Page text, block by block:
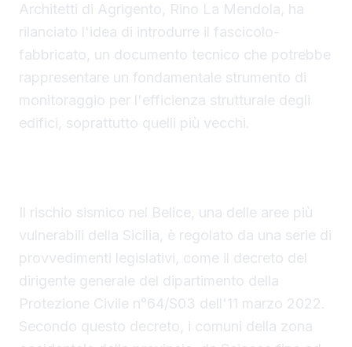
Architetti di Agrigento, Rino La Mendola, ha
rilanciato l'idea di introdurre il fascicolo-
fabbricato, un documento tecnico che potrebbe
rappresentare un fondamentale strumento di
monitoraggio per l'efficienza strutturale degli
edifici, soprattutto quelli più vecchi.
Il rischio sismico nel Belice, una delle aree più
vulnerabili della Sicilia, è regolato da una serie di
provvedimenti legislativi, come il decreto del
dirigente generale del dipartimento della
Protezione Civile n°64/S03 dell'11 marzo 2022.
Secondo questo decreto, i comuni della zona